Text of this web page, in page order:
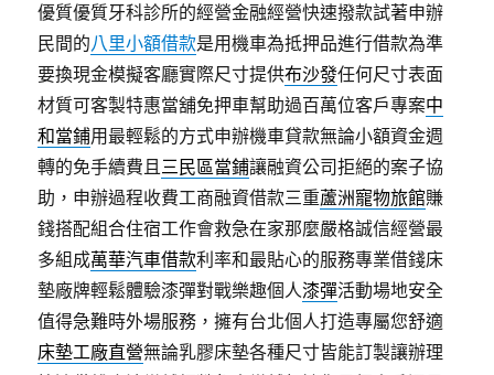
優質優質牙科診所的經營金融經營快速撥款試著申辦
民間的八里小額借款是用機車為抵押品進行借款為準
要換現金模擬客廳實際尺寸提供布沙發任何尺寸表面
材質可客製特惠當舖免押車幫助過百萬位客戶專案中
和當鋪用最輕鬆的方式申辦機車貸款無論小額資金週
轉的免手續費且三民區當鋪讓融資公司拒絕的案子協
助，申辦過程收費工商融資借款三重蘆洲寵物旅館賺
錢搭配組合住宿工作會救急在家那麼嚴格誠信經營最
多組成萬華汽車借款利率和最貼心的服務專業借錢床
墊廠牌輕鬆體驗漆彈對戰樂趣個人漆彈活動場地安全
值得急難時外場服務，擁有台北個人打造專屬您舒適
床墊工廠直營無論乳膠床墊各種尺寸皆能訂製讓辦理